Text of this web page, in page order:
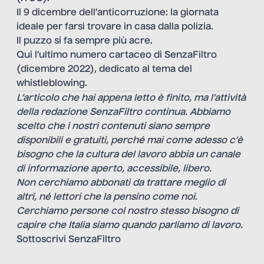
Il 9 dicembre dell’anticorruzione: la giornata
ideale per farsi trovare in casa dalla polizia.
Il puzzo si fa sempre più acre.
Qui l’ultimo numero cartaceo di SenzaFiltro
(dicembre 2022), dedicato al tema del
whistleblowing.
L’articolo che hai appena letto è finito, ma l’attività
della redazione SenzaFiltro continua. Abbiamo
scelto che i nostri contenuti siano sempre
disponibili e gratuiti, perché mai come adesso c’è
bisogno che la cultura del lavoro abbia un canale
di informazione aperto, accessibile, libero.
Non cerchiamo abbonati da trattare meglio di
altri, né lettori che la pensino come noi.
Cerchiamo persone col nostro stesso bisogno di
capire che Italia siamo quando parliamo di lavoro.
Sottoscrivi SenzaFiltro